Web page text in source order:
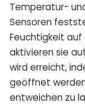
Temperatur-
Sensoren
Feuchtigkeit auf
aktivieren sie
wird erreicht,
geöffnet
entweichen zu